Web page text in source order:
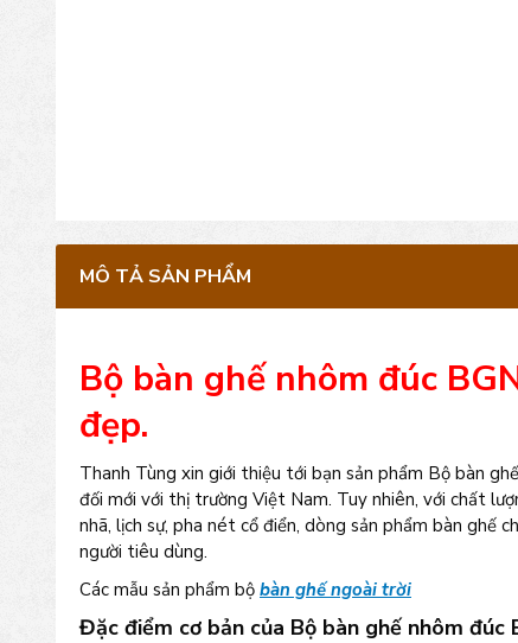
MÔ TẢ SẢN PHẨM
Bộ bàn ghế nhôm đúc
đẹp.
Thanh Tùng xin giới thiệu tới bạn sản phẩm Bộ bàn
đối mới với thị trường Việt Nam. Tuy nhiên, với chất
nhã, lịch sự, pha nét cổ điển, dòng sản phẩm bàn ghế
người tiêu dùng.
Các mẫu sản phẩm bộ bàn ghế ngoài trời
Đặc điểm cơ bản của Bộ bàn ghế nhôm đúc